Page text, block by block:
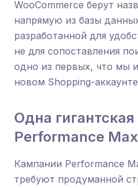
WooCommerce берут
напрямую из базы
разработанной для
не для сопоставления
одно из первых, что мы
новом Shopping-
Одна
Performance
Кампании Performance
требуют продуманной